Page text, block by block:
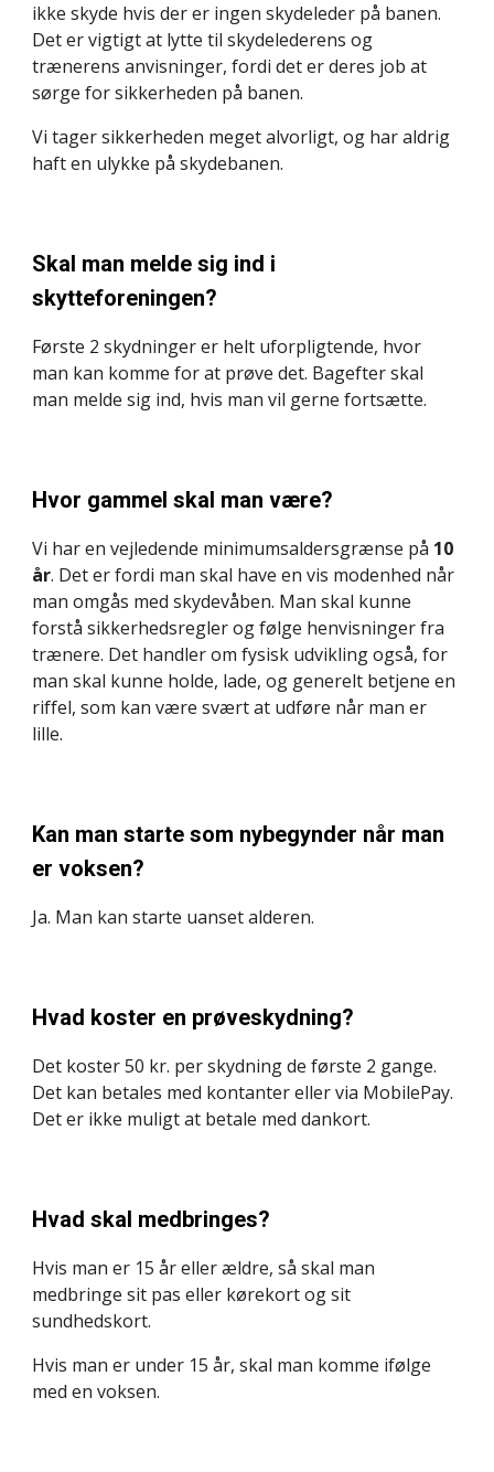
ikke skyde hvis der er ingen skydeleder på banen.
Det er vigtigt at lytte til skydelederens og
trænerens anvisninger, fordi det er deres job at
sørge for sikkerheden på banen.
Vi tager sikkerheden meget alvorligt, og har aldrig
haft en ulykke på skydebanen.
Skal man melde sig ind i
skytteforeningen?
Første 2 skydninger er helt uforpligtende, hvor
man kan komme for at prøve det. Bagefter skal
man melde sig ind, hvis man vil gerne fortsætte.
Hvor gammel skal man være?
Vi har en vejledende minimumsaldersgrænse på 10
år. Det er fordi man skal have en vis modenhed når
man omgås med skydevåben. Man skal kunne
forstå sikkerhedsregler og følge henvisninger fra
trænere. Det handler om fysisk udvikling også, for
man skal kunne holde, lade, og generelt betjene en
riffel, som kan være svært at udføre når man er
lille.
Kan man starte som nybegynder når man
er voksen?
Ja. Man kan starte uanset alderen.
Hvad koster en prøveskydning?
Det koster 50 kr. per skydning de første 2 gange.
Det kan betales med kontanter eller via MobilePay.
Det er ikke muligt at betale med dankort.
Hvad skal medbringes?
Hvis man er 15 år eller ældre, så skal man
medbringe sit pas eller kørekort og sit
sundhedskort.
Hvis man er under 15 år, skal man komme ifølge
med en voksen.